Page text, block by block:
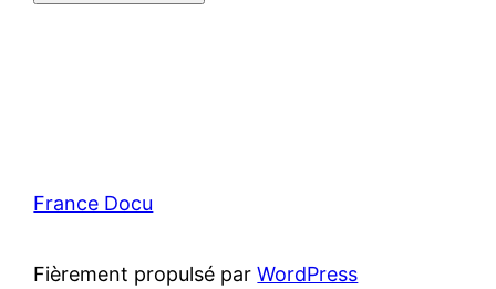
France Docu
Fièrement propulsé parWordPress